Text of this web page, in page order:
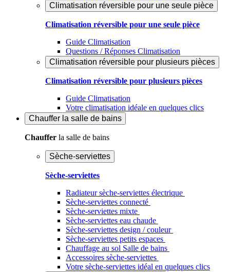
Climatisation réversible pour une seule pièce
Climatisation réversible pour une seule pièce
Guide Climatisation
Questions / Réponses Climatisation
Climatisation réversible pour plusieurs pièces
Climatisation réversible pour plusieurs pièces
Guide Climatisation
Votre climatisation idéale en quelques clics
Chauffer la salle de bains
Chauffer la salle de bains
Sèche-serviettes
Sèche-serviettes
Radiateur sèche-serviettes électrique
Sèche-serviettes connecté
Sèche-serviettes mixte
Sèche-serviettes eau chaude
Sèche-serviettes design / couleur
Sèche-serviettes petits espaces
Chauffage au sol Salle de bains
Accessoires sèche-serviettes
Votre sèche-serviettes idéal en quelques clics